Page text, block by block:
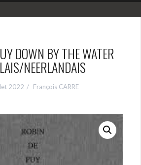
DOWN BY THE WATER
NEERLANDAIS
2022 François CARRE